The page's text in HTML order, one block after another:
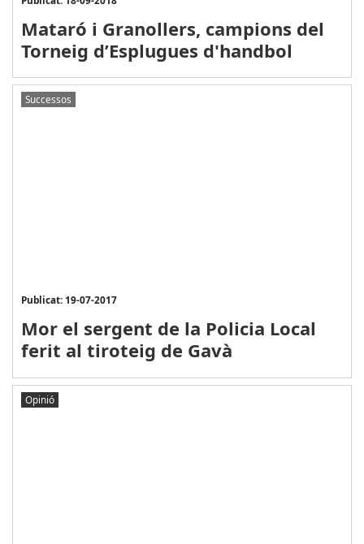
Mataró i Granollers, campions del
Torneig d’Esplugues d'handbol
Successos
Publicat: 19-07-2017
Mor el sergent de la Policia Local
ferit al tiroteig de Gavà
Opinió